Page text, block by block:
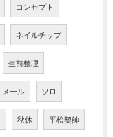
コンセプト
ネイルチップ
生前整理
メール ソロ
秋休 平松契帥